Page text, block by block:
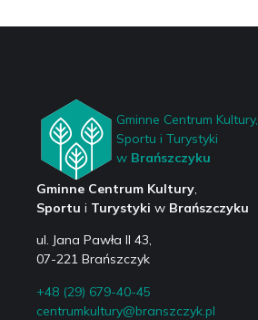
Gminne Centrum Kultury,
Sportu i Turystyki
w Brańszczyku
Gminne Centrum Kultury,
Sportu i Turystyki w Brańszczyku
ul. Jana Pawła II 43,
07-221 Brańszczyk
+48 (29) 679-40-45
centrumkultury@branszczyk.pl